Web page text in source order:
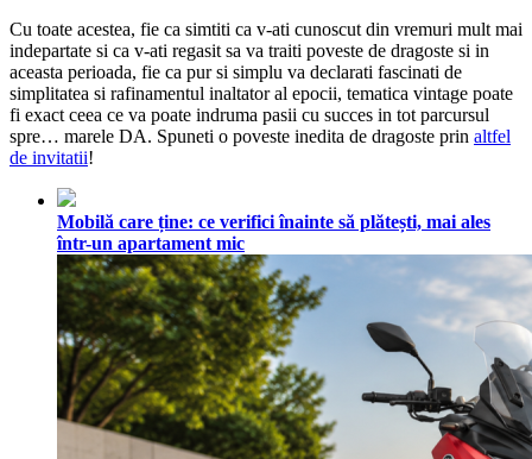
Cu toate acestea, fie ca simtiti ca v-ati cunoscut din vremuri mult mai
indepartate si ca v-ati regasit sa va traiti poveste de dragoste si in
aceasta perioada, fie ca pur si simplu va declarati fascinati de
simplitatea si rafinamentul inaltator al epocii, tematica vintage poate
fi exact ceea ce va poate indruma pasii cu succes in tot parcursul
spre… marele DA. Spuneti o poveste inedita de dragoste prin altfel
de invitatii!
Mobilă care ține: ce verifici înainte să plătești, mai ales
într-un apartament mic